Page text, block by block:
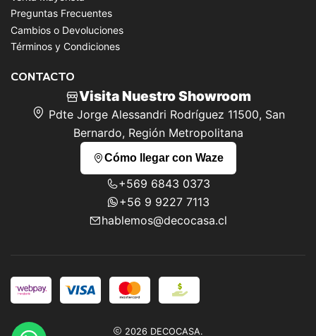
Preguntas Frecuentes
Cambios o Devoluciones
Términos y Condiciones
CONTACTO
Visita Nuestro Showroom
Pdte Jorge Alessandri Rodríguez 11500, San
Bernardo, Región Metropolitana
Cómo llegar con Waze
+569 6843 0373
+56 9 9227 7113
hablemos@decocasa.cl
2026 DECOCASA.